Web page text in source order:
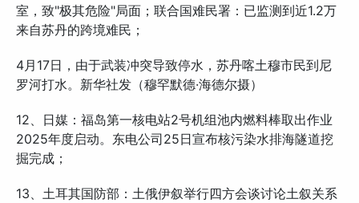
室，致"极其危险"局面；联合国难民署：已监测到近1.2万
来自苏丹的跨境难民；
4月17日，由于武装冲突导致停水，苏丹喀土穆市民到尼
罗河打水。新华社发（穆罕默德·海德尔摄）
12、日媒：福岛第一核电站2号机组池内燃料棒取出作业
2025年度启动。东电公司25日宣布核污染水排海隧道挖
掘完成；
13、土耳其国防部：土俄伊叙举行四方会谈讨论土叙关系